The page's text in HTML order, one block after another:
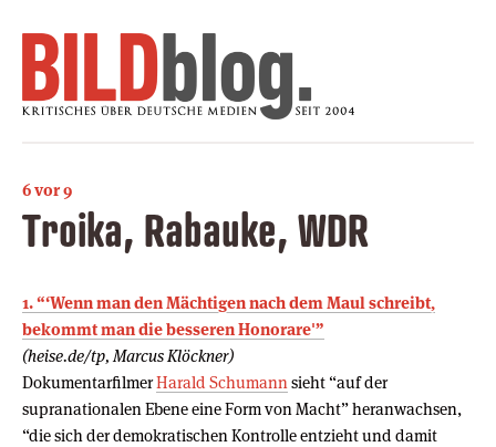
6 vor 9
Troika, Rabauke, WDR
1. “‘Wenn man den Mächtigen nach dem Maul schreibt,
bekommt man die besseren Honorare'”
(heise.de/tp, Marcus Klöckner)
DokumentarfilmerHarald Schumann sieht “auf der
supranationalen Ebene eine Form von Macht” heranwachsen,
“die sich der demokratischen Kontrolle entzieht und damit